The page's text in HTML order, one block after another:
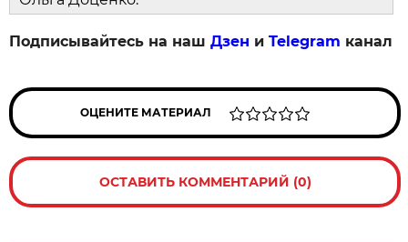
Подписывайтесь на нашДзен иTelegram канал
ОЦЕНИТЕ МАТЕРИАЛ
ОСТАВИТЬ КОММЕНТАРИЙ (0)